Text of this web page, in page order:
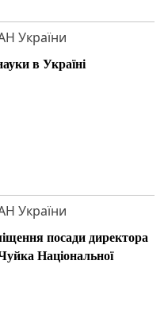
України
в Україні
України
посади директора
Національної